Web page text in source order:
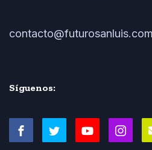
contacto@futurosanluis.com
Síguenos: